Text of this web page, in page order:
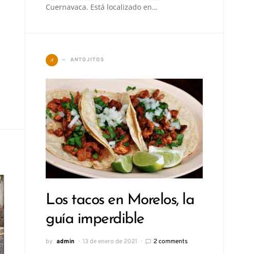
Cuernavaca. Está localizado en…
A ANTOJITOS
Los tacos en Morelos, la
guía imperdible
by admin 13 de enero de 2021 2 comments